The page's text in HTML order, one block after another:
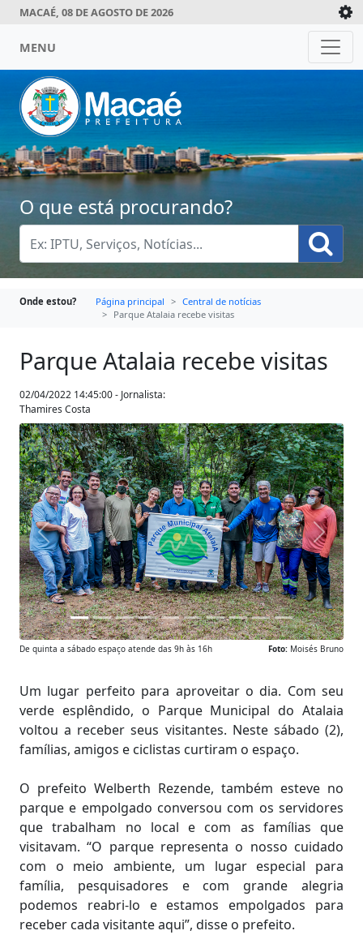
MACAÉ, 08 DE AGOSTO DE 2026
MENU
O que está procurando?
Onde estou? Página principal
Central de notícias
Parque Atalaia recebe visitas
Parque Atalaia recebe visitas
02/04/2022 14:45:00 - Jornalista:
Thamires Costa
Anterior
Foto: Moisés Bruno
De quinta a sábado espaço atende das 9h às 16h
Um lugar perfeito para aproveitar o dia. Com seu
verde esplêndido, o Parque Municipal do Atalaia
voltou a receber seus visitantes. Neste sábado (2),
famílias, amigos e ciclistas curtiram o espaço.
O prefeito Welberth Rezende, também esteve no
parque e empolgado conversou com os servidores
que trabalham no local e com as famílias que
visitavam. “O parque representa o nosso cuidado
com o meio ambiente, um lugar especial para
família, pesquisadores e com grande alegria
podemos reabri-lo e estamos empolgados para
receber cada visitante aqui”, disse o prefeito.